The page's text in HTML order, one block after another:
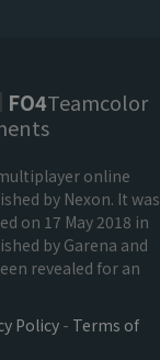
FO4Teamcolor
online
by Nexon. It was
on 17 May 2018 in
by Garena and
revealed for an
Policy- Terms of